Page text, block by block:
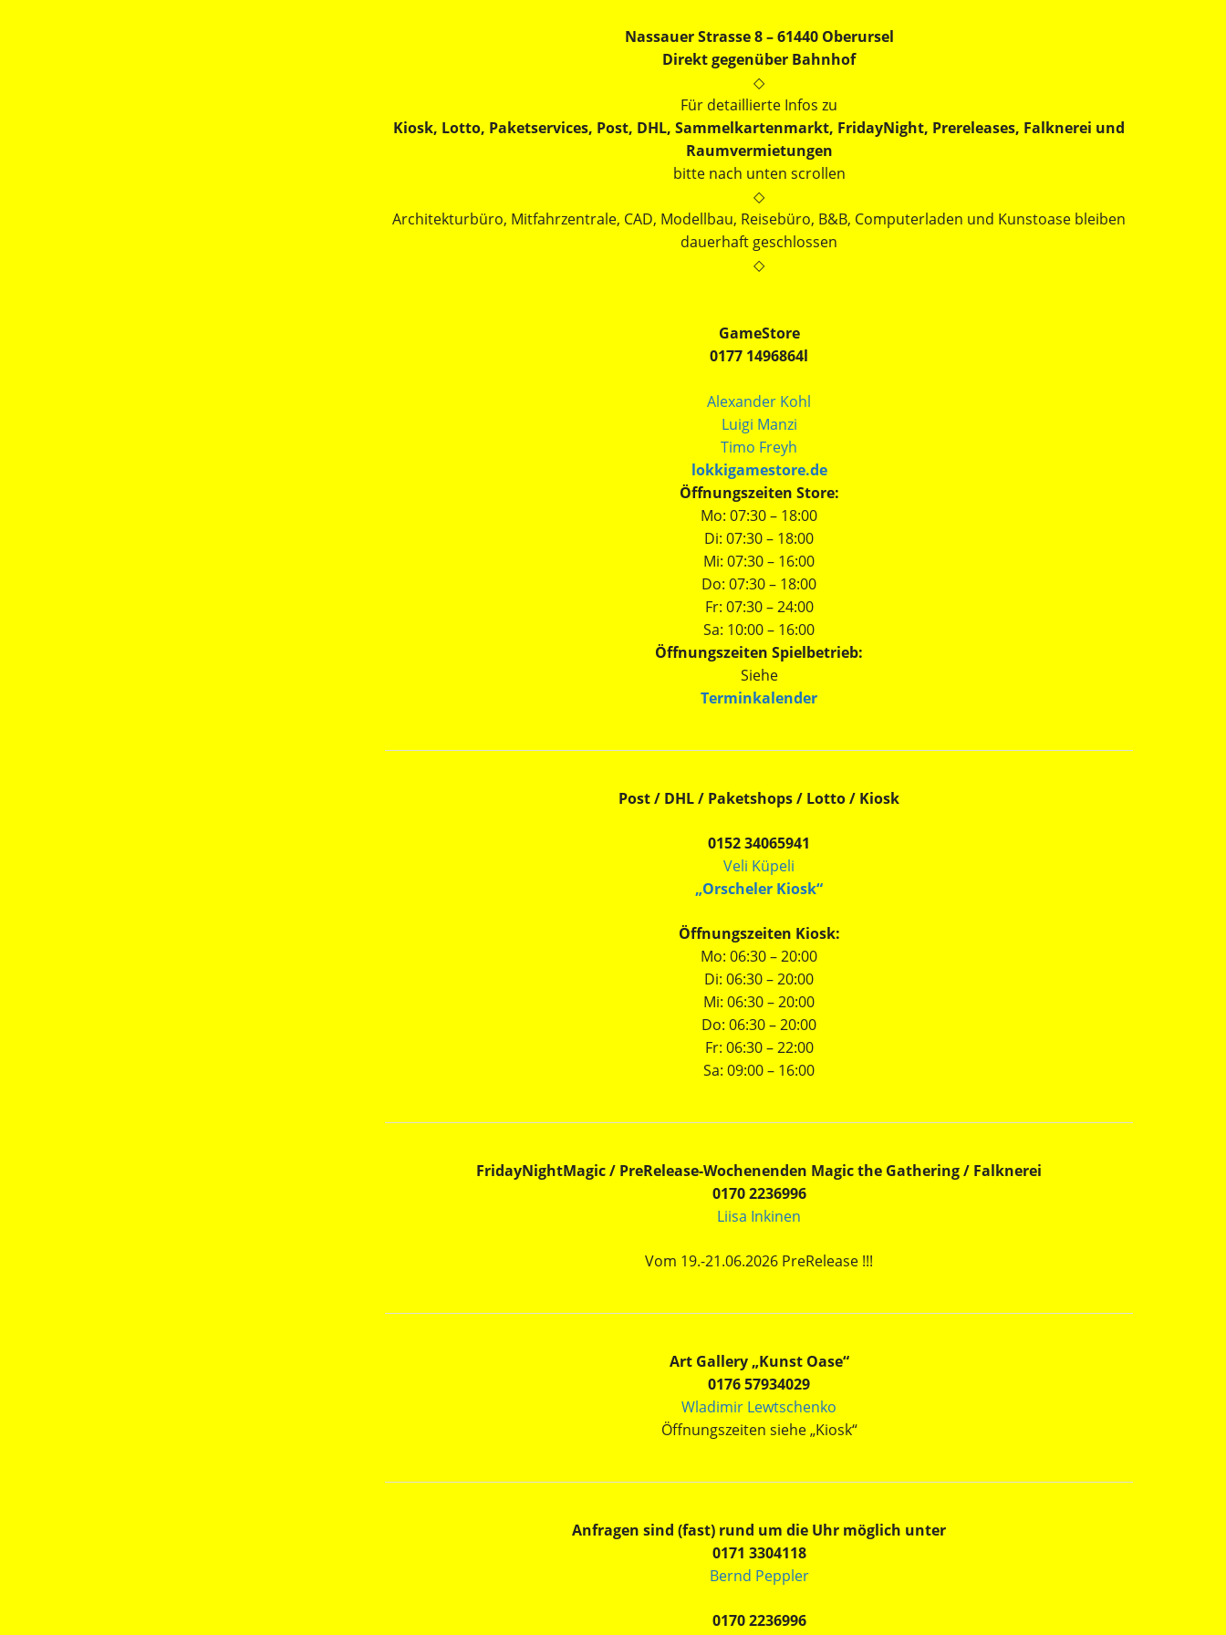
Nassauer Strasse 8 – 61440 Oberursel
Direkt gegenüber Bahnhof
◇
Für detaillierte Infos zu
Kiosk, Lotto, Paketservices, Post, DHL, Sammelkartenmarkt, FridayNight, Prereleases, Falknerei und
Raumvermietungen
bitte nach unten scrollen
◇
Architekturbüro, Mitfahrzentrale, CAD, Modellbau, Reisebüro, B&B, Computerladen und Kunstoase bleiben
dauerhaft geschlossen
◇
GameStore
0177 1496864l
Alexander Kohl
Luigi Manzi
Timo Freyh
lokkigamestore.de
Öffnungszeiten Store:
Mo: 07:30 – 18:00
Di: 07:30 – 18:00
Mi: 07:30 – 16:00
Do: 07:30 – 18:00
Fr: 07:30 – 24:00
Sa: 10:00 – 16:00
Öffnungszeiten Spielbetrieb:
Siehe
Terminkalender
Post / DHL / Paketshops / Lotto / Kiosk
0152 34065941
Veli Küpeli
„Orscheler Kiosk“
Öffnungszeiten Kiosk:
Mo: 06:30 – 20:00
Di: 06:30 – 20:00
Mi: 06:30 – 20:00
Do: 06:30 – 20:00
Fr: 06:30 – 22:00
Sa: 09:00 – 16:00
FridayNightMagic / PreRelease-Wochenenden Magic the Gathering / Falknerei
0170 2236996
Liisa Inkinen
Vom 19.-21.06.2026 PreRelease !!!
Art Gallery „Kunst Oase“
0176 57934029
Wladimir Lewtschenko
Öffnungszeiten siehe „Kiosk“
Anfragen sind (fast) rund um die Uhr möglich unter
0171 3304118
Bernd Peppler
0170 2236996